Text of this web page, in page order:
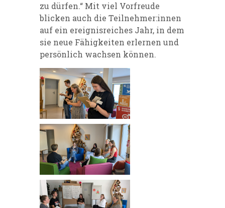
zu dürfen.“ Mit viel Vorfreude
blicken auch die Teilnehmer:innen
auf ein ereignisreiches Jahr, in dem
sie neue Fähigkeiten erlernen und
persönlich wachsen können.